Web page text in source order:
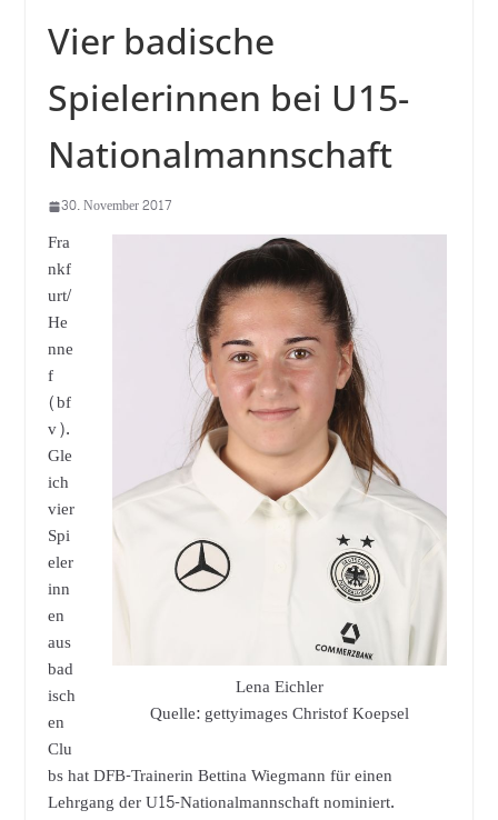
Vier badische
Spielerinnen bei U15-
Nationalmannschaft
30. November 2017
Lena Eichler
Quelle: gettyimages Christof Koepsel
Fra
nkf
urt/
He
nne
f
(bf
v).
Gle
ich
vier
Spi
eler
inn
en
aus
bad
isch
en
Clu
bs hat DFB-Trainerin Bettina Wiegmann für einen
Lehrgang der U15-Nationalmannschaft nominiert.